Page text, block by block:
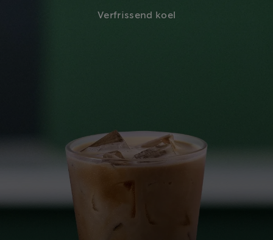
Verfrissend koel